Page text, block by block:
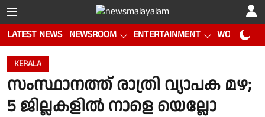
LATEST NEWS NEWSROOM ENTERTAINMENT WORLD CUP
KERALA
സംസ്ഥാനത്ത് രാത്രി വ്യാപക മഴ;
5 ജില്ലകളിൽ നാളെ യെല്ലോ